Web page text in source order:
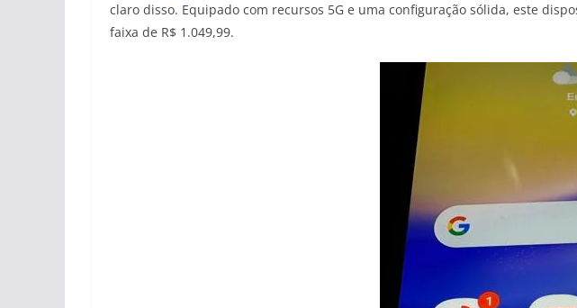
claro disso. Equipado com recursos 5G e uma configuração sólida, este
faixa de R$ 1.049,99.